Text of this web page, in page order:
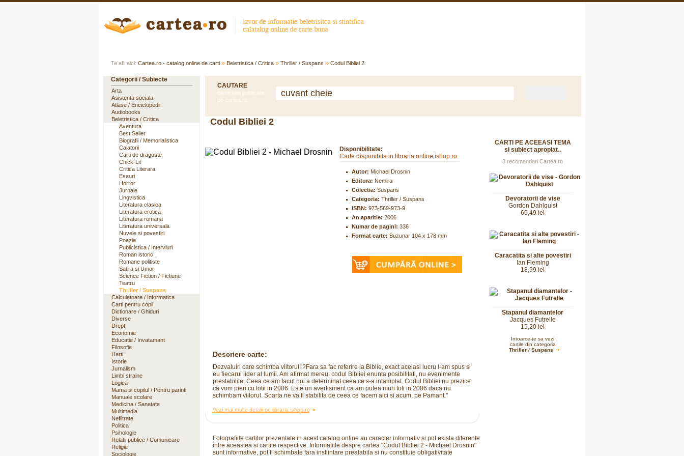
Te afli aici: Cartea.ro - catalog online de carti » Beletristica / Critica » Thriller / Suspans » Codul Bibliei 2
CAUTARE
carte sau publicatie
pe cartea.ro
Codul Bibliei 2
Disponibilitate:
Carte disponibila in libraria online ishop.ro
Autor: Michael Drosnin
Editura: Nemira
Colectia: Suspans
Categoria: Thriller / Suspans
ISBN: 973-569-973-9
An aparitie: 2006
Numar de pagini: 336
Format carte: Buzunar 104 x 178 mm
Descriere carte:
Dezvaluiri care schimba viitorul! ?Fara sa fac referire la Biblie, exact acelasi lucru l-am spus si
eu fiecarui lider al lumii. Am afirmat mereu: codul Bibliei enunta posibilitati, nu evenimente
prestabilite. Ceea ce am facut noi a determinat ceea ce s-a intamplat. Codul Bibliei nu prezice
ca vom pieri cu totii in 2006. Este un avertisment ca am putea muri toti in 2006 daca nu
schimbam viitorul. Soarta ne va fi stabilita de ceea ce facem aici si acum, pe Pamant."
Vezi mai multe detalii pe libraria ishop.ro
Fotografiile cartilor prezentate in acest catalog online au caracter informativ si pot exista diferente
intre aceastea si cartile respective. Informatiile despre cartea "Codul Bibliei 2 - Michael Drosnin"
sunt informative, pot fi schimbate fara instiintare prealabila si nu constituie obligativitate
CARTI PE ACEEASI TEMA
si subiect apropiat..
3 recomandari Cartea.ro
Devoratorii de vise
Gordon Dahlquist
66,49 lei
Caracatita si alte povestiri
Ian Fleming
18,99 lei
Stapanul diamantelor
Jacques Futrelle
15,20 lei
Intoarce-te sa vezi
cartile din categoria
Thriller / Suspans
Categorii / Subiecte
Arta
Asistenta sociala
Atlase / Enciclopedii
Audiobooks
Beletristica / Critica
Aventura
Best Seller
Biografii / Memorialistica
Calatorii
Carti de dragoste
Chick-Lit
Critica Literara
Eseuri
Horror
Jurnale
Lingvistica
Literatura clasica
Literatura erotica
Literatura romana
Literatura universala
Nuvele si povestiri
Poezie
Publicistica / Interviuri
Roman istoric
Romane politiste
Satira si Umor
Science Fiction / Fictiune
Teatru
Thriller / Suspans
Calculatoare / Informatica
Carti pentru copii
Dictionare / Ghiduri
Diverse
Drept
Economie
Educatie / Invatamant
Filosofie
Harti
Istorie
Jurnalism
Limbi straine
Logica
Mama si copilul / Pentru parinti
Manuale scolare
Medicina / Sanatate
Multimedia
Nefiltrate
Politica
Psihologie
Relatii publice / Comunicare
Religie
Sociologie